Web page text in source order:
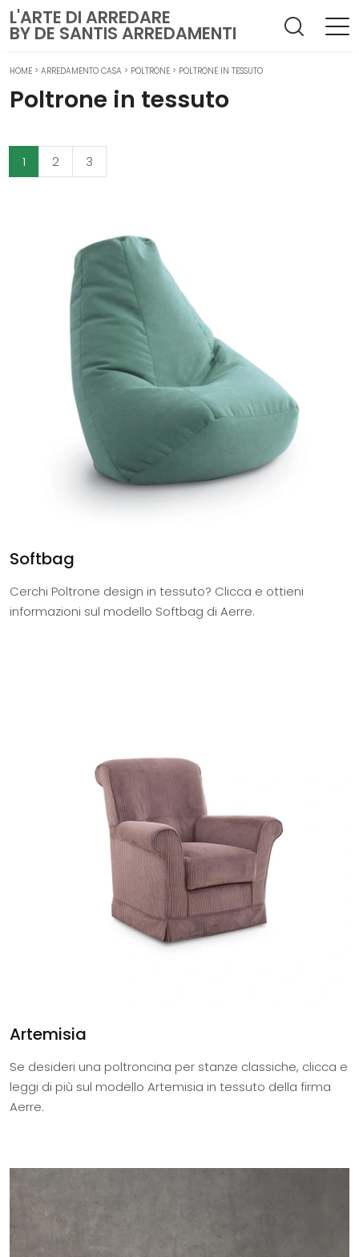
L'ARTE DI ARREDARE
BY DE SANTIS ARREDAMENTI
HOME > ARREDAMENTO CASA > POLTRONE > POLTRONE IN TESSUTO
Poltrone in tessuto
1 2 3
Softbag
Cerchi Poltrone design in tessuto? Clicca e ottieni
informazioni sul modello Softbag di Aerre.
Artemisia
Se desideri una poltroncina per stanze classiche, clicca e
leggi di più sul modello Artemisia in tessuto della firma
Aerre.